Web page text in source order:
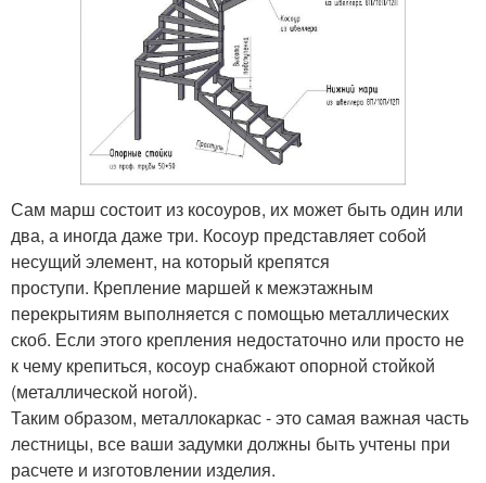
Сам марш состоит из косоуров, их может быть один или
два, а иногда даже три. Косоур представляет собой
несущий элемент, на который крепятся
проступи. Крепление маршей к межэтажным
перекрытиям выполняется с помощью металлических
скоб. Если этого крепления недостаточно или просто не
к чему крепиться, косоур снабжают опорной стойкой
(металлической ногой).
Таким образом, металлокаркас - это самая важная часть
лестницы, все ваши задумки должны быть учтены при
расчете и изготовлении изделия.